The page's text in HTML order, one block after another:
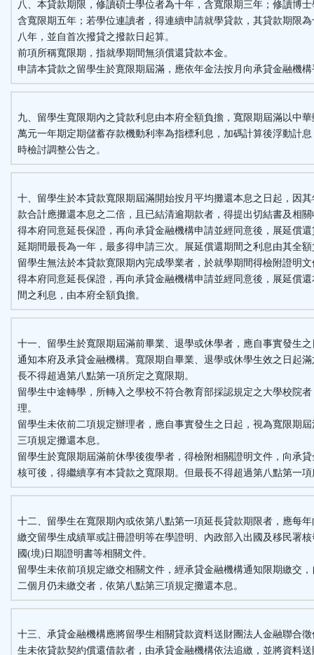
八、本貸款期限，修讀碩士學位者為十年，含寬限期三年；修讀博
含寬限期五年；若學位連讀者，得連續申請就學貸款，其貸款期限
八年，並自首次撥貸之撥款日起算。
前項所稱寬限期，指就學期間無須償還貸款本金。
申請本貸款之留學生於寛限期屆滿，應依年金法按月向承貸金融機
九、留學生寬限期內之貸款利息由本府全額負擔，寬限期屆滿以中
萬元一年期定期儲蓄存款機動利率為指標利息，加碼計算後浮動計
時檢討調整公告之。
十、留學生於本貸款寬限期屆滿開始按月平均攤還本息之日起，因
款合計應攤還本息之二倍，且已結清逾期款者，得提出切結書及相
得本府同意延長保證，再向承貸金融機構申請並經同意後，展延償
延期間最長為一年，最多得申請三次。展延償還期間之利息由其全
留學生無法於本貸款寛限期內完成學業者，於就學期間得檢附證明
得本府同意延長保證，再向承貸金融機構申請並經同意後，展延償
間之利息，由本府全額負擔。
十一、留學生於寬限期屆滿前畢業、退學或休學者，應自事實發生
通知本府及承貸金融機構。寬限期自畢業、退學或休學生效之日起
長不得超過第八點第一項所定之寬限期。
留學生中途轉學，所轉入之學校不符合教育部採認規定之大學校院
理。
留學生未依前二項規定辦理者，應自事實發生之日起，視為寬限期
三項規定攤還本息。
留學生於寬限期屆滿前休學後復學者，得檢附相關證明文件，向承
核可後，得繼續享有本貸款之寬限期。但最長不得超過第八點第一
十二、留學生在寬限期內或依第八點第一項延長貸款期限者，應每
繳交留學生成績單或註冊證明等在學證明、內政部入出國及移民署
國(境)日期證明書等相關文件。
留學生未依前項規定繳交相關文件，經承貸金融機構通知限期繳交
二個月仍未繳交者，依第八點第三項規定攤還本息。
十三、承貸金融機構應將留學生相關貸款資料送財團法人金融聯合
生未依貸款契約償還借款者，由承貸金融機構依法追繳，並將資料